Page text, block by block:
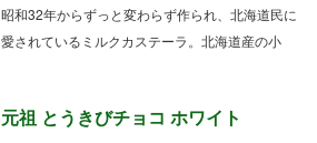
昭和32年からずっと変わらず作られ、北海道民に
愛されているミルクカステーラ。北海道産の小
元祖 とうきびチョコ ホワイト